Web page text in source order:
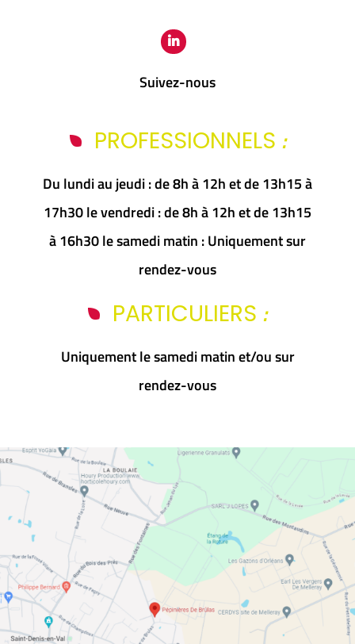
Suivez-nous
PROFESSIONNELS :
Du lundi au jeudi : de 8h à 12h et de 13h15 à
17h30 le vendredi : de 8h à 12h et de 13h15
à 16h30 le samedi matin : Uniquement sur
rendez-vous
PARTICULIERS :
Uniquement le samedi matin et/ou sur
rendez-vous